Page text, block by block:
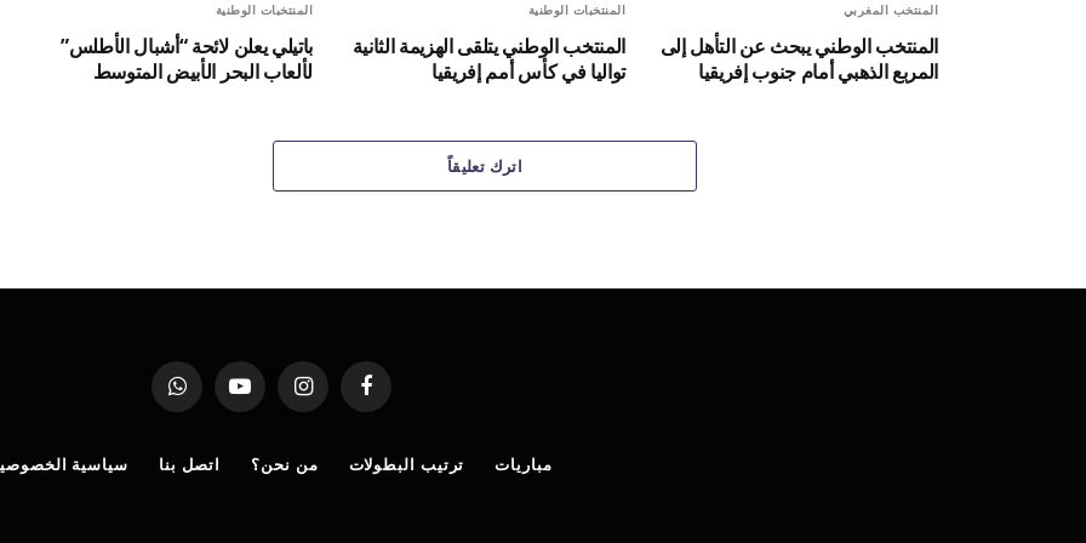
المنتخب المغربي
المنتخب الوطني يبحث عن التأهل إلى
المربع الذهبي أمام جنوب إفريقيا
المنتخبات الوطنية
المنتخب الوطني يتلقى الهزيمة الثانية
تواليا في كأس أمم إفريقيا
المنتخبات الوطنية
باتيلي يعلن لائحة “أشبال الأطلس”
لألعاب البحر الأبيض المتوسط
اترك تعليقاً
فيسبوك الانستغراميوتيوب واتساب
مباريات ترتيب البطولات من نحن؟ اتصل بنا سياسية